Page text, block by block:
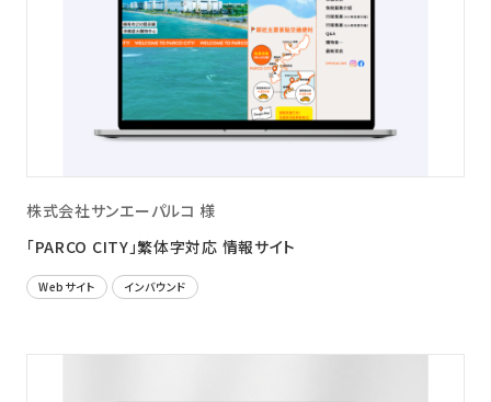
株式会社サンエーパルコ 様
「PARCO CITY」繁体字対応 情報サイト
Webサイト インバウンド